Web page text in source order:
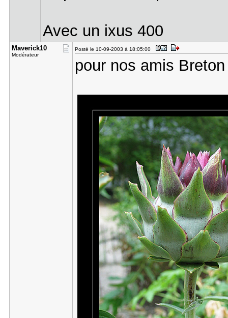
Avec un ixus 400
Maverick10
Modérateur
Posté le 10-09-2003 à 18:05:00
pour nos amis